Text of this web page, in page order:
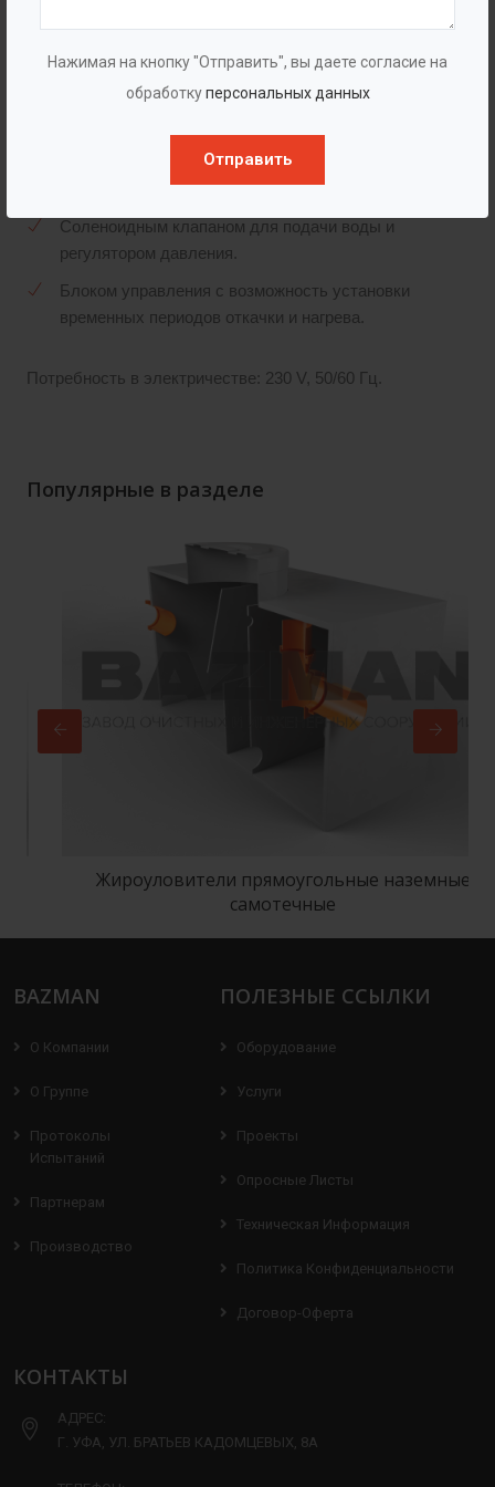
Нажимая на кнопку "Отправить", вы даете согласие на
обработкуперсональных данных
Отправить
откачки осадка и жира.
Нагревательным теном и таймером
Перемешивающим устройством
Соленоидным клапаном для подачи воды и
регулятором давления.
Блоком управления с возможность установки
временных периодов откачки и нагрева.
Потребность в электричестве: 230 V, 50/60 Гц.
Популярные в разделе
Жироуловители прямоугольные наземные
самотечные
BAZMAN
О Компании
О Группе
Протоколы
Испытаний
Партнерам
Производство
ПОЛЕЗНЫЕ ССЫЛКИ
Оборудование
Услуги
Проекты
Опросные Листы
Техническая Информация
Политика Конфиденциальности
Договор-Оферта
КОНТАКТЫ
АДРЕС:
Г. УФА, УЛ. БРАТЬЕВ КАДОМЦЕВЫХ, 8А